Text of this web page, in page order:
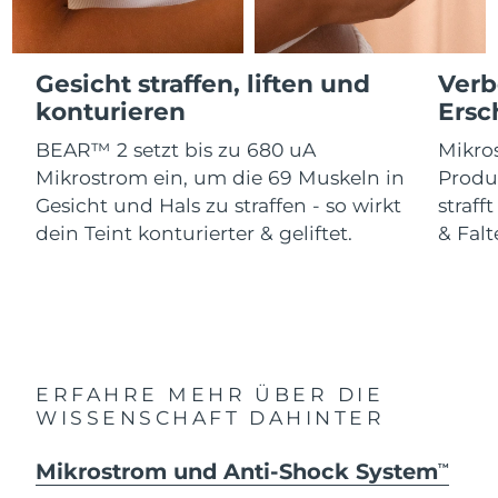
Gesicht straffen, liften und
konturieren
BEAR™ 2 setzt bis zu 680 uA
Mikrostrom ein, um die 69 Muskeln in
Gesicht und Hals zu straffen - so wirkt
dein Teint konturierter & geliftet.
&
ERFAHRE MEHR ÜBER DIE
WISSENSCHAFT DAHINTER
Mikrostrom und Anti-Shock SystemTM
For healthy hair
Kosmetik Männer
Kaufe alles
Isle of Man Erwartete Lieferung
Israel Erwartete Lieferung 14/08/26
Italien Erwartete Lieferung 10/08/26
Japan Erwartete Lieferung13/08/26
Lettland Erwartete Lieferung
Libanon Erwartete Lieferung 11/08/26